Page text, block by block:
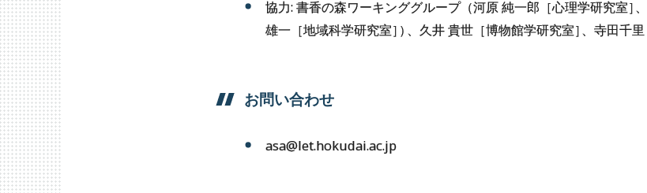
協力: 書香の森ワーキンググループ（河原 純一郎［心理学研究室］
雄一［地域科学研究室］ ） 、久井 貴世［博物館学研究室］、寺田千
お問い合わせ
asa@let.hokudai.ac.jp